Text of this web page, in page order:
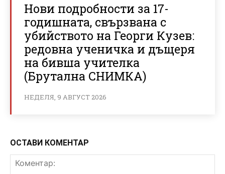
Нови подробности за 17-
годишната, свързвана с
убийството на Георги Кузев:
редовна ученичка и дъщеря
на бивша учителка
(Брутална СНИМКА)
НЕДЕЛЯ, 9 АВГУСТ 2026
ОСТАВИ КОМЕНТАР